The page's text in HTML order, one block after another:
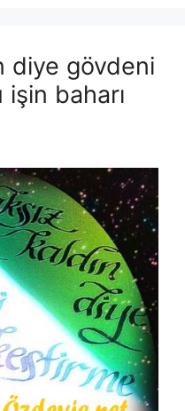
diye gövdeni
baharı